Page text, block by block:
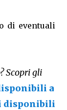
di eventuali
Scopri gli
a
disponibili